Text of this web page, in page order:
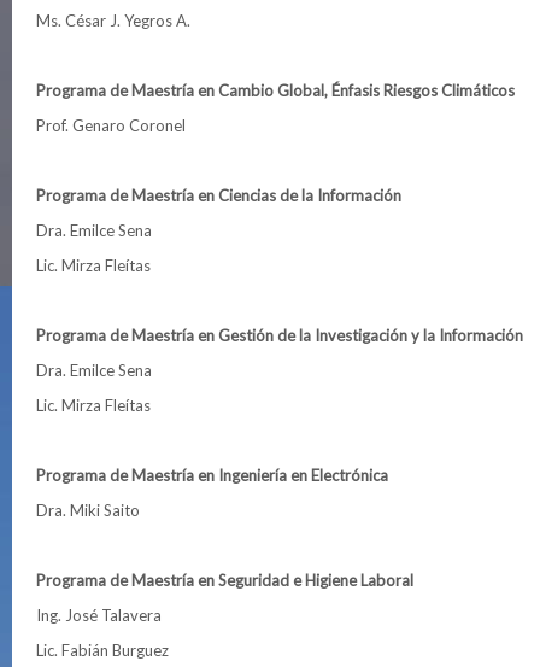
Ms. César J. Yegros A.
Programa de Maestría en Cambio Global, Énfasis Riesgos Climáticos
Prof. Genaro Coronel
Programa de Maestría en Ciencias de la Información
Dra. Emilce Sena
Lic. Mirza Fleítas
Programa de Maestría en Gestión de la Investigación y la Información
Dra. Emilce Sena
Lic. Mirza Fleítas
Programa de Maestría en Ingeniería en Electrónica
Dra. Miki Saito
Programa de Maestría en Seguridad e Higiene Laboral
Ing. José Talavera
Lic. Fabián Burguez